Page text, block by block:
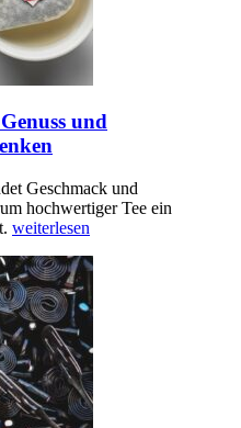
und
Geschmack und
hochwertiger Tee ein
weiterlesen